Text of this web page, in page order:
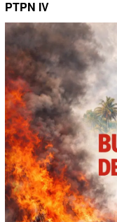
PTPN IV